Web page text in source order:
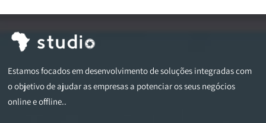
Estamos focados em desenvolvimento de soluções integradas com
o objetivo de ajudar as empresas a potenciar os seus negócios
online e offline..